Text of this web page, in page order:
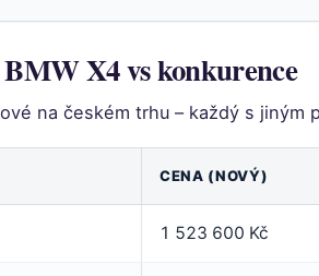
X4 vs konkurence
na českém trhu – každý s jiným
CENA (NOVÝ)
1 523 600 Kč